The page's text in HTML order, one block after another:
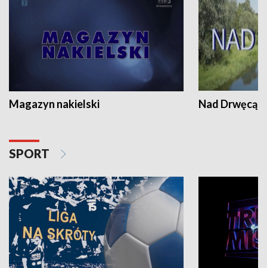
Magazyn nakielski Nad Drwęcą
SPORT